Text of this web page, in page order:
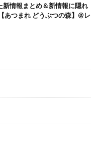
情報まとめ＆新情報に隠れ
あつまれ どうぶつの森】@レ